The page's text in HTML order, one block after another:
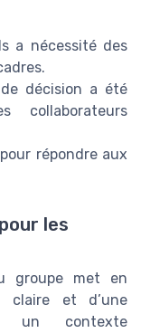
a nécessité des
décision a été
collaborateurs
répondre aux
les
groupe met en
claire et d’une
un contexte